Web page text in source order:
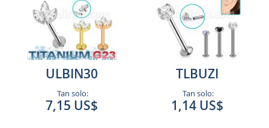
ULBIN30
Tan solo:
7,15 US$
TLBUZI
Tan solo:
1,14 US$